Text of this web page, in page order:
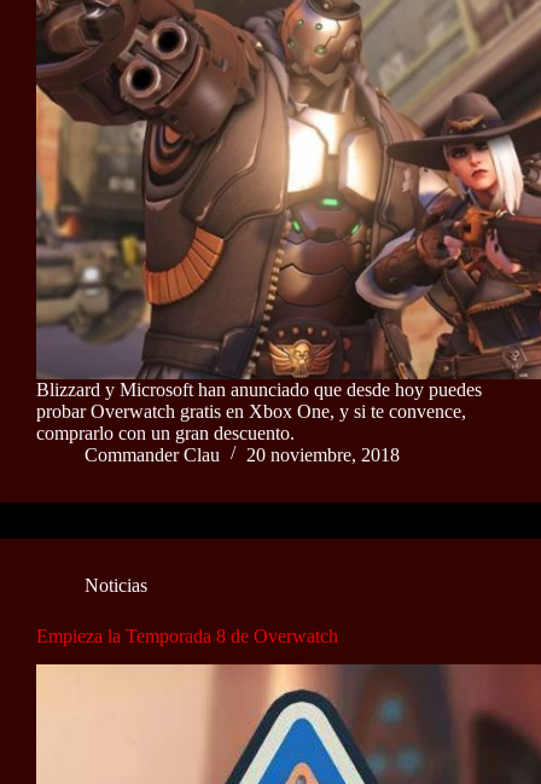
Blizzard y Microsoft han anunciado que desde hoy puedes
probar Overwatch gratis en Xbox One, y si te convence,
comprarlo con un gran descuento.
Commander Clau
20 noviembre, 2018
Noticias
Empieza la Temporada 8 de Overwatch